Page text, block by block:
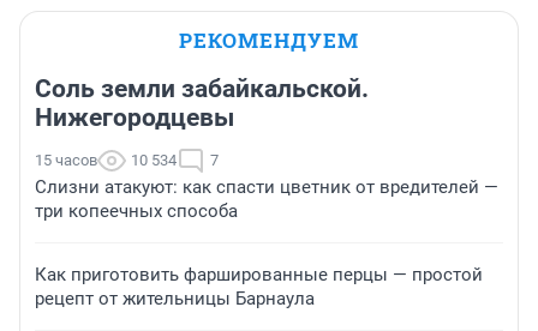
РЕКОМЕНДУЕМ
Соль земли забайкальской.
Нижегородцевы
15 часов 10 534 7
Слизни атакуют: как спасти цветник от вредителей —
три копеечных способа
Как приготовить фаршированные перцы — простой
рецепт от жительницы Барнаула